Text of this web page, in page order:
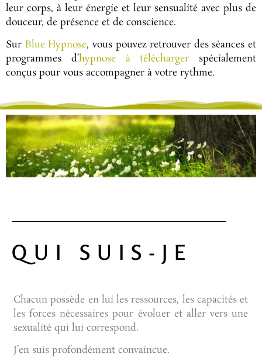
leur corps, à leur énergie et leur sensualité avec plus de
douceur, de présence et de conscience.
Sur Blue Hypnose, vous pouvez retrouver des séances et
programmes d’hypnose à télécharger spécialement
conçus pour vous accompagner à votre rythme.
QUI SUIS-JE
Chacun possède en lui les ressources, les capacités et
les forces nécessaires pour évoluer et aller vers une
sexualité qui lui correspond.
J’en suis profondément convaincue.